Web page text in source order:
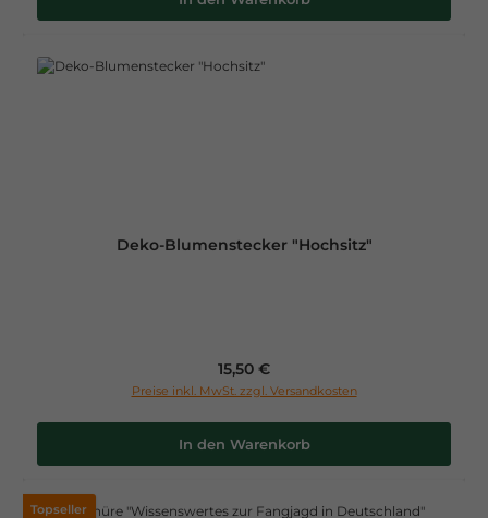
Deko-Blumenstecker "Hochsitz"
Regulärer Preis:
15,50 €
Preise inkl. MwSt. zzgl. Versandkosten
In den Warenkorb
Topseller